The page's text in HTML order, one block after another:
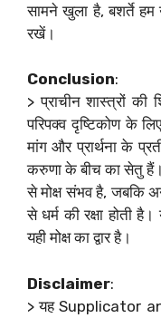
सामने खुला है, बशर्ते हम
रखें।
Conclusion:
> प्राचीन शास्त्रों
परिपक्व दृष्टिकोण के
मांग और प्रार्थना के
करुणा के बीच का सेतु हैं।
से मोक्ष संभव है, जबकि
से धर्म की रक्षा होती
यही मोक्ष का द्वार है।
Disclaimer:
> यह Supplicator